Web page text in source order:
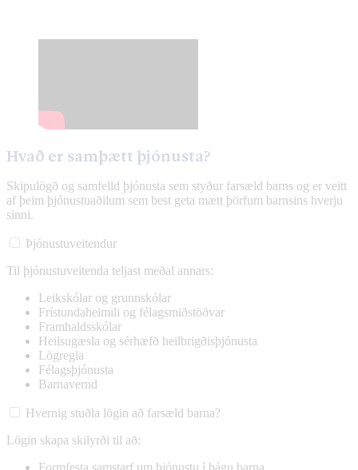
Hvað er samþætt þjónusta?
Skipulögð og samfelld þjónusta sem styður farsæld barns og er veitt
af þeim þjónustuaðilum sem best geta mætt þörfum barnsins hverju
sinni.
Þjónustuveitendur
Til þjónustuveitenda teljast meðal annars:
Leikskólar og grunnskólar
Frístundaheimili og félagsmiðstöðvar
Framhaldsskólar
Heilsugæsla og sérhæfð heilbrigðisþjónusta
Lögregla
Félagsþjónusta
Barnavernd
Hvernig stuðla lögin að farsæld barna?
Lögin skapa skilyrði til að: